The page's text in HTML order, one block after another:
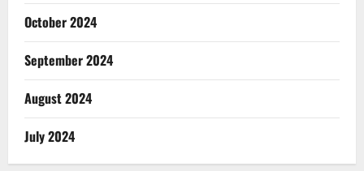
October 2024
September 2024
August 2024
July 2024